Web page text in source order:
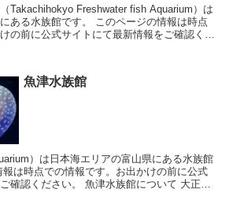
Takachihokyo Freshwater fish Aquarium）は
ある水族館です。 このページの情報は時点
の前に公式サイトにて最新情報をご確認くだ
魚津水族館
）は日本海エリアの富山県にある水族館
は時点での情報です。お出かけの前に公式
確認ください。 魚津水族館について 大正時